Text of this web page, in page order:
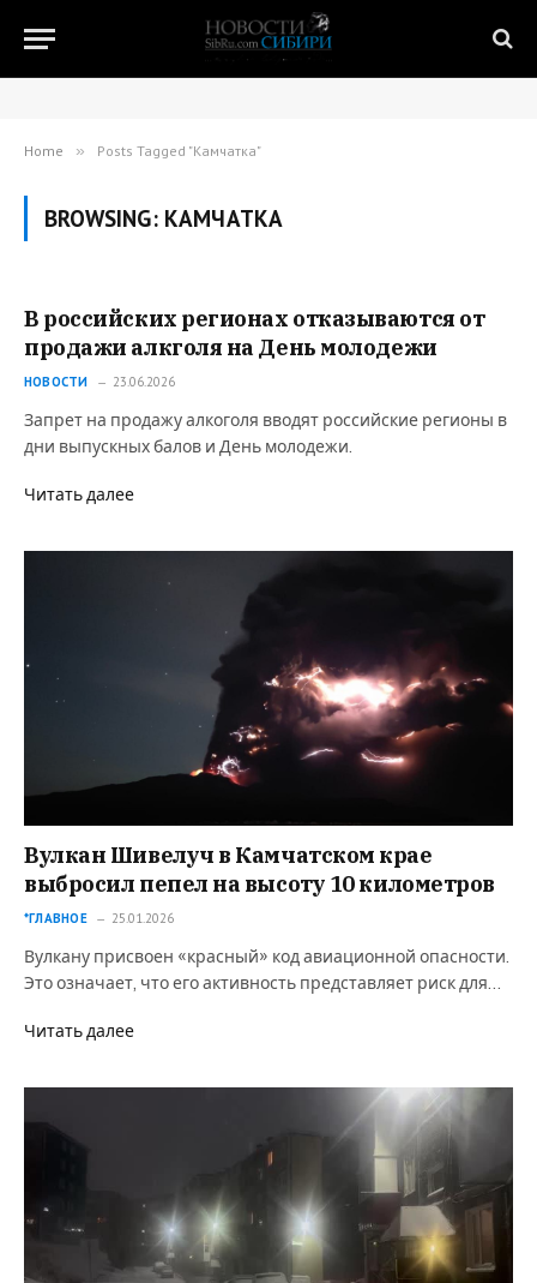
Home » Posts Tagged "Камчатка"
BROWSING: КАМЧАТКА
В российских регионах отказываются от
продажи алкголя на День молодежи
НОВОСТИ 23.06.2026
Запрет на продажу алкоголя вводят российские регионы в
дни выпускных балов и День молодежи.
Читать далее
Вулкан Шивелуч в Камчатском крае
выбросил пепел на высоту 10 километров
*ГЛАВНОЕ 25.01.2026
Вулкану присвоен «красный» код авиационной опасности.
Это означает, что его активность представляет риск для…
Читать далее